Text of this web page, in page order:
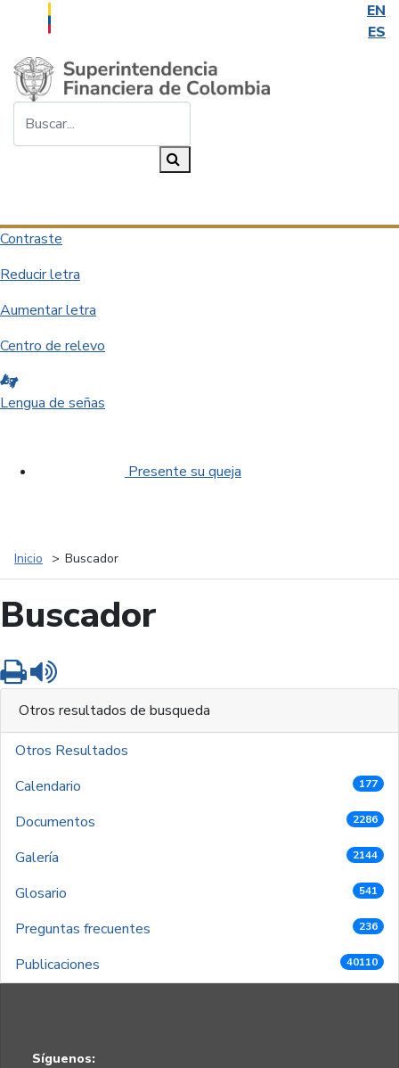
EN
ES
Saltar al contenido principal
Contraste
Reducir letra
Aumentar letra
Centro de relevo
Lengua de señas
Presente su queja
Inicio Buscador
Buscador
Imprimir
Otros resultados de busqueda
Otros Resultados
Calendario
177
Documentos 2286
Galería 2144
Glosario 541
Preguntas frecuentes 236
Publicaciones 40110
Síguenos: